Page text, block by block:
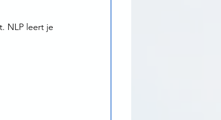
NLP leert je